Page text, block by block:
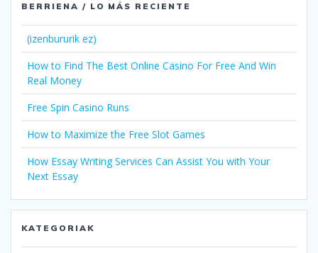
BERRIENA / LO MÁS RECIENTE
(izenbururik ez)
How to Find The Best Online Casino For Free And Win
Real Money
Free Spin Casino Runs
How to Maximize the Free Slot Games
How Essay Writing Services Can Assist You with Your
Next Essay
KATEGORIAK